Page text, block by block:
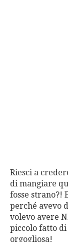
Riesci a
di mangiare
fosse strano?!
perché avevo
volevo avere
piccolo fatto
orgogliosa!